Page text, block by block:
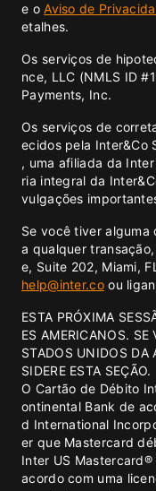
e oAviso de
etalhes.
Os serviços de
nce, LLC (NMLS ID
Payments, Inc.
Os serviços de
ecidos pela Inter&Co
, uma afiliada da
ria integral da
vulgações
Se você tiver alguma
a qualquer
e, Suite 202, Miami,
help@inter.coou
ESTA PRÓXIMA
ES AMERICANOS. SE
STADOS UNIDOS DA
SIDERE ESTA SEÇÃO.
O Cartão de Débito
ontinental Bank de
d International
er que Mastercard
Inter US
acordo com uma